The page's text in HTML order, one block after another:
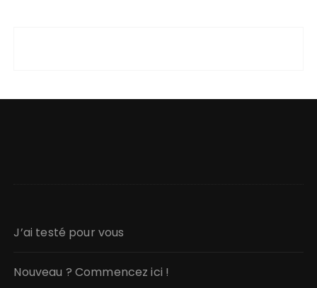
J’ai testé pour vous
Nouveau ? Commencez ici !